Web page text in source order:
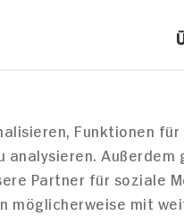
Funktionen
Außerdem
Partner für soziale
möglicherweise mit